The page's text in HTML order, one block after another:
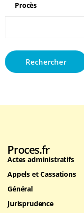
Procès
Proces.fr
Actes administratifs
Appels et Cassations
Général
Jurisprudence